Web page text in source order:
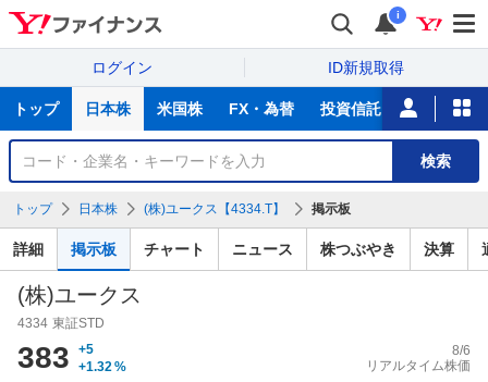
i
ログイン ID新規取得
サ
トップ 日本株 米国株 FX・為替 投資信託 ニュース
銘
検
索
検索
トップ 日本株 (株)ユークス【4334.T】 掲示板
詳細 掲示板 チャート ニュース 株つぶやき 決算
(株)ユークス
4334 東証STD
383
+5
+1.32 %
8/6
リアルタイム株価